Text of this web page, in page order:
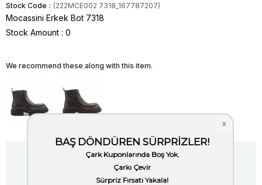
Stock Code (222MCE002 7318_167787207)
Mocassini Erkek Bot 7318
Stock Amount : 0
We recommend these along with this item.